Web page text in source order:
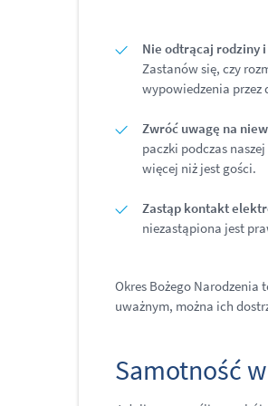
Nie odtrącaj rodziny i
Zastanów się, czy
wypowiedzenia przez
Zwróć uwagę na
paczki podczas
więcej niż jest gości.
Zastąp kontakt
niezastąpiona jest
Okres Bożego Narodzenia
uważnym, można ich
Samotność